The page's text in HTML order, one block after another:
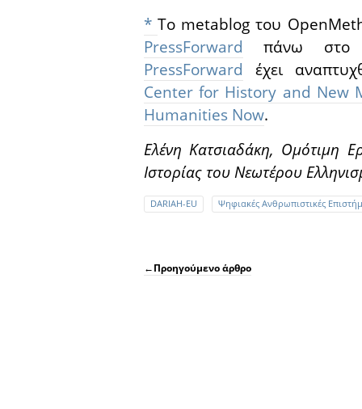
* Το metablog του
PressForward πάνω στο
PressForward έχει
Center for History and New
Humanities Now.
Ελένη Κατσιαδάκη, Ομότιμη
Ιστορίας του Νεωτέρου
DARIAH-EU Ψηφιακές Ανθρωπιστικές
←Προηγούμενο άρθρο